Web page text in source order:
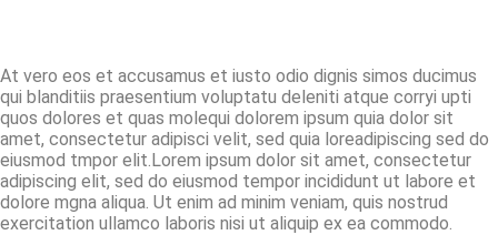
At vero eos et accusamus et iusto odio dignis simos ducimus
qui blanditiis praesentium voluptatu deleniti atque corryi upti
quos dolores et quas molequi dolorem ipsum quia dolor sit
amet, consectetur adipisci velit, sed quia loreadipiscing sed do
eiusmod tmpor elit.Lorem ipsum dolor sit amet, consectetur
adipiscing elit, sed do eiusmod tempor incididunt ut labore et
dolore mgna aliqua. Ut enim ad minim veniam, quis nostrud
exercitation ullamco laboris nisi ut aliquip ex ea commodo.